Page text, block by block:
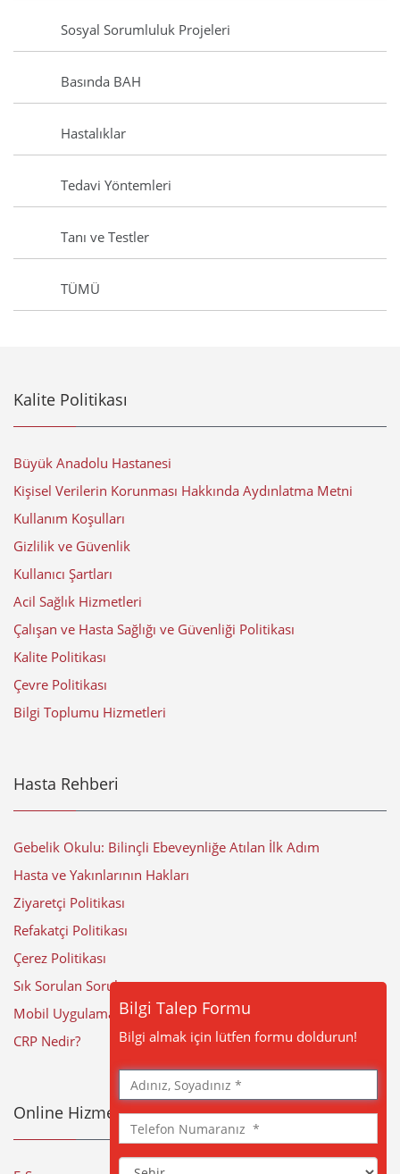
Bilgi Talep Formu
Bilgi almak için lütfen formu doldurun!
Adınız,
Soyadınız
Telefon
Numaranız
Şehir
Sosyal Sorumluluk Projeleri
Basında BAH
Hastalıklar
Tedavi Yöntemleri
Tanı ve Testler
TÜMÜ
Kalite Politikası
Büyük Anadolu Hastanesi
Kişisel Verilerin Korunması Hakkında Aydınlatma Metni
Kullanım Koşulları
Gizlilik ve Güvenlik
Kullanıcı Şartları
Acil Sağlık Hizmetleri
Çalışan ve Hasta Sağlığı ve Güvenliği Politikası
Kalite Politikası
Çevre Politikası
Bilgi Toplumu Hizmetleri
Hasta Rehberi
Gebelik Okulu: Bilinçli Ebeveynliğe Atılan İlk Adım
Hasta ve Yakınlarının Hakları
Ziyaretçi Politikası
Refakatçi Politikası
Çerez Politikası
Sık Sorulan Sorular
Mobil Uygulama
CRP Nedir?
Online Hizmetler